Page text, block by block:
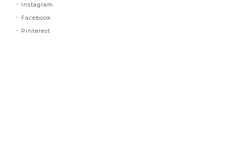
Instagram
Facebook
Pinterest